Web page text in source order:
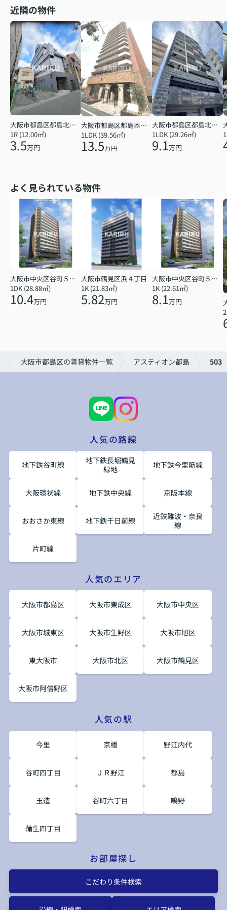
近隣の物件
大阪市都島区都島北通２丁目
1R (12.00㎡)
3.5万円
大阪市都島区都島本通３丁目
1LDK (39.56㎡)
13.5万円
大阪市都島区都島北通２丁目
1LDK (29.26㎡)
9.1万円
よく見られている物件
大阪市中央区谷町５丁目
1DK (28.88㎡)
10.4万円
大阪市鶴見区浜４丁目
1K (21.83㎡)
5.82万円
大阪市中央区谷町５丁目
1K (22.61㎡)
8.1万円
大阪市都島区の賃貸物件一覧 アスティオン都島 503
人気の路線
地下鉄谷町線
地下鉄長堀鶴見
緑地
地下鉄今里筋線
大阪環状線 地下鉄中央線 京阪本線
おおさか東線 地下鉄千日前線
近鉄難波・奈良
線
片町線
人気のエリア
大阪市都島区 大阪市東成区 大阪市中央区
大阪市城東区 大阪市生野区 大阪市旭区
東大阪市 大阪市北区 大阪市鶴見区
大阪市阿倍野区
人気の駅
今里 京橋 野江内代
谷町四丁目 ＪＲ野江 都島
玉造 谷町六丁目 鴫野
蒲生四丁目
お部屋探し
こだわり条件検索